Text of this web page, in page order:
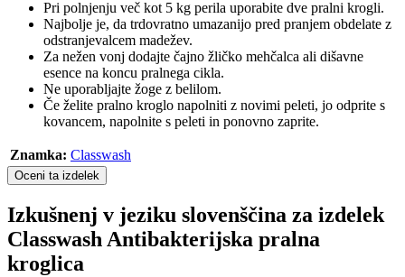
Pri polnjenju več kot 5 kg perila uporabite dve pralni krogli.
Najbolje je, da trdovratno umazanijo pred pranjem obdelate z
odstranjevalcem madežev.
Za nežen vonj dodajte čajno žličko mehčalca ali dišavne
esence na koncu pralnega cikla.
Ne uporabljajte žoge z belilom.
Če želite pralno kroglo napolniti z novimi peleti, jo odprite s
kovancem, napolnite s peleti in ponovno zaprite.
Znamka: Classwash
Oceni ta izdelek
Izkušnenj v jeziku slovenščina za izdelek
Classwash Antibakterijska pralna
kroglica